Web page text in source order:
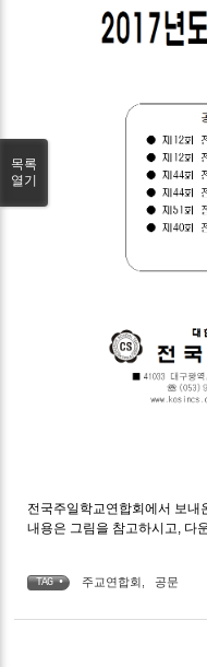
전국주일학교연합회에서 보내
내용은 그림을 참고하시고, 다
TAG • 주교연합회 공문
목록
열기